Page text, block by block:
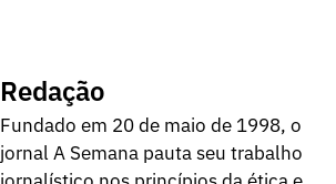
Redação
Fundado em 20 de maio de 1998, o
jornal A Semana pauta seu trabalho